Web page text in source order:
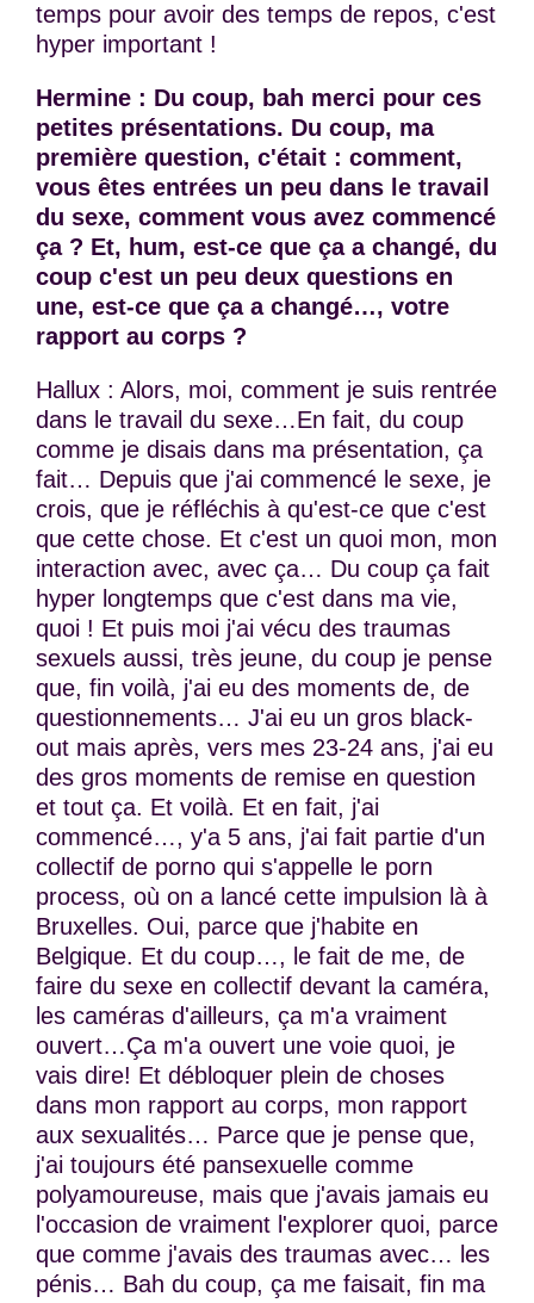
temps pour avoir des temps de repos, c'est
hyper important !
Hermine : Du coup, bah merci pour ces
petites présentations. Du coup, ma
première question, c'était : comment,
vous êtes entrées un peu dans le travail
du sexe, comment vous avez commencé
ça ? Et, hum, est-ce que ça a changé, du
coup c'est un peu deux questions en
une, est-ce que ça a changé…, votre
rapport au corps ?
Hallux : Alors, moi, comment je suis rentrée
dans le travail du sexe…En fait, du coup
comme je disais dans ma présentation, ça
fait… Depuis que j'ai commencé le sexe, je
crois, que je réfléchis à qu'est-ce que c'est
que cette chose. Et c'est un quoi mon, mon
interaction avec, avec ça… Du coup ça fait
hyper longtemps que c'est dans ma vie,
quoi ! Et puis moi j'ai vécu des traumas
sexuels aussi, très jeune, du coup je pense
que, fin voilà, j'ai eu des moments de, de
questionnements… J'ai eu un gros black-
out mais après, vers mes 23-24 ans, j'ai eu
des gros moments de remise en question
et tout ça. Et voilà. Et en fait, j'ai
commencé…, y'a 5 ans, j'ai fait partie d'un
collectif de porno qui s'appelle le porn
process, où on a lancé cette impulsion là à
Bruxelles. Oui, parce que j'habite en
Belgique. Et du coup…, le fait de me, de
faire du sexe en collectif devant la caméra,
les caméras d'ailleurs, ça m'a vraiment
ouvert…Ça m'a ouvert une voie quoi, je
vais dire! Et débloquer plein de choses
dans mon rapport au corps, mon rapport
aux sexualités… Parce que je pense que,
j'ai toujours été pansexuelle comme
polyamoureuse, mais que j'avais jamais eu
l'occasion de vraiment l'explorer quoi, parce
que comme j'avais des traumas avec… les
pénis… Bah du coup, ça me faisait, fin ma